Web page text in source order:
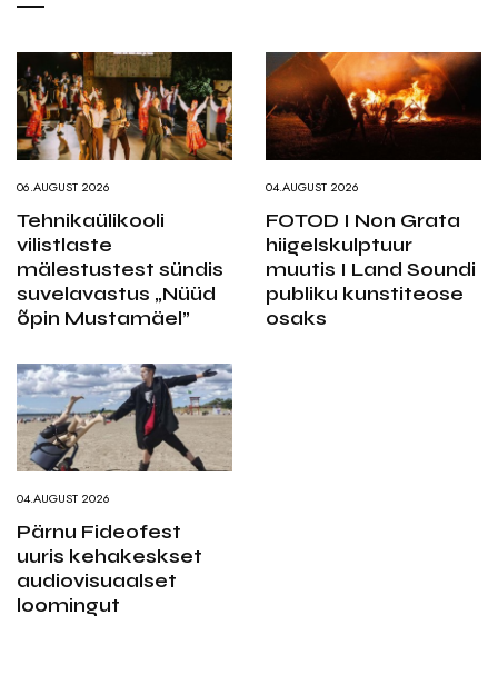
06.AUGUST 2026
Tehnikaülikooli
vilistlaste
mälestustest sündis
suvelavastus „Nüüd
õpin Mustamäel”
04.AUGUST 2026
FOTOD I Non Grata
hiigelskulptuur
muutis I Land Soundi
publiku kunstiteose
osaks
04.AUGUST 2026
Pärnu Fideofest
uuris kehakeskset
audiovisuaalset
loomingut